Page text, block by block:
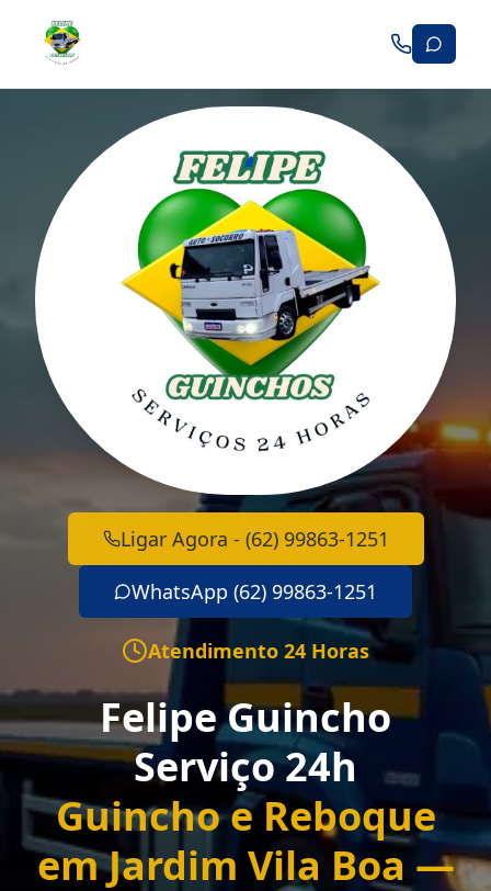
Ligar Agora - (62) 99863-1251
WhatsApp (62) 99863-1251
Atendimento 24 Horas
Felipe Guincho
Serviço 24h
Guincho e Reboque
em Jardim Vila Boa —